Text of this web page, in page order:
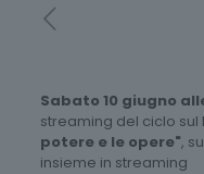
Sabato 10 giugno
streaming del ciclo sul
potere e le opere",
insieme in streaming